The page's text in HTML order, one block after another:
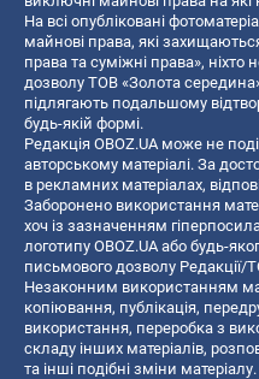
На всі опубліковані
майнові права, які
права та суміжні права»,
дозволу ТОВ «Золота
підлягають подальшому
будь-якій формі.
Редакція OBOZ.UA може не
авторському матеріалі. За
в рекламних матеріалах,
Заборонено використання
хоч із зазначенням
логотипу OBOZ.UA або будь-
письмового дозволу Редакції/
Незаконним використанням
копiювання, публiкацiя,
використання, переробка з
складу інших матеріалів,
та інші подібні зміни матеріалу.